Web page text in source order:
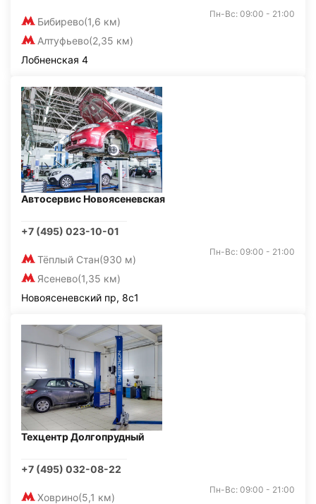
Бибирево(1,6 км)
Алтуфьево(2,35 км)
Пн-Вс: 09:00 - 21:00
Лобненская 4
Автосервис Новоясеневская
+7 (495) 023-10-01
Тёплый Стан(930 м)
Ясенево(1,35 км)
Пн-Вс: 09:00 - 21:00
Новоясеневский пр, 8с1
Техцентр Долгопрудный
+7 (495) 032-08-22
Ховрино(5,1 км)
Пн-Вс: 09:00 - 21:00